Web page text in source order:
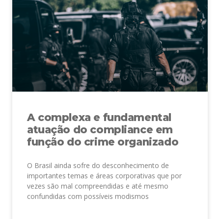
A complexa e fundamental
atuação do compliance em
função do crime organizado
O Brasil ainda sofre do desconhecimento de
importantes temas e áreas corporativas que por
vezes são mal compreendidas e até mesmo
confundidas com possíveis modismos